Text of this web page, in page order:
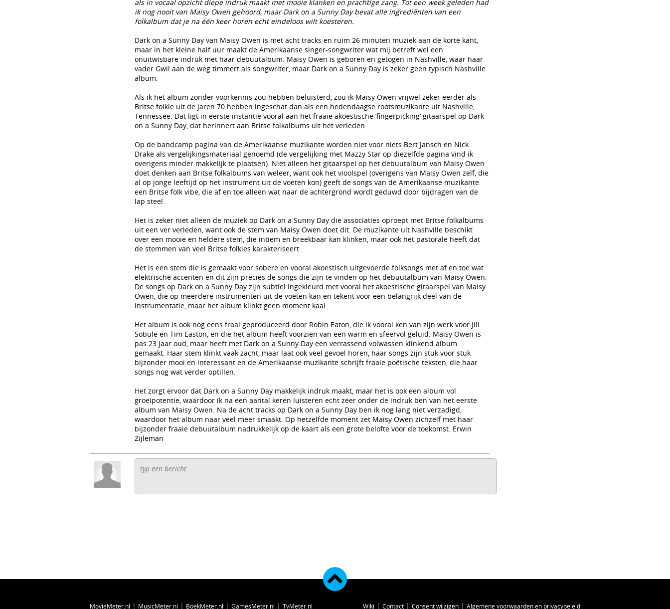
als in vocaal opzicht diepe indruk maakt met mooie klanken en prachtige zang. Tot een week geleden had
ik nog nooit van Maisy Owen gehoord, maar Dark on a Sunny Day bevat alle ingrediënten van een
folkalbum dat je na één keer horen echt eindeloos wilt koesteren.
Dark on a Sunny Day van Maisy Owen is met acht tracks en ruim 26 minuten muziek aan de korte kant,
maar in het kleine half uur maakt de Amerikaanse singer-songwriter wat mij betreft wel een
onuitwisbare indruk met haar debuutalbum. Maisy Owen is geboren en getogen in Nashville, waar haar
vader Gwil aan de weg timmert als songwriter, maar Dark on a Sunny Day is zeker geen typisch Nashville
album.
Als ik het album zonder voorkennis zou hebben beluisterd, zou ik Maisy Owen vrijwel zeker eerder als
Britse folkie uit de jaren 70 hebben ingeschat dan als een hedendaagse rootsmuzikante uit Nashville,
Tennessee. Dat ligt in eerste instantie vooral aan het fraaie akoestische ‘fingerpicking’ gitaarspel op Dark
on a Sunny Day, dat herinnert aan Britse folkalbums uit het verleden.
Op de bandcamp pagina van de Amerikaanse muzikante worden niet voor niets Bert Jansch en Nick
Drake als vergelijkingsmateriaal genoemd (de vergelijking met Mazzy Star op diezelfde pagina vind ik
overigens minder makkelijk te plaatsen). Niet alleen het gitaarspel op het debuutalbum van Maisy Owen
doet denken aan Britse folkalbums van weleer, want ook het vioolspel (overigens van Maisy Owen zelf, die
al op jonge leeftijd op het instrument uit de voeten kon) geeft de songs van de Amerikaanse muzikante
een Britse folk vibe, die af en toe alleen wat naar de achtergrond wordt geduwd door bijdragen van de
lap steel.
Het is zeker niet alleen de muziek op Dark on a Sunny Day die associaties oproept met Britse folkalbums
uit een ver verleden, want ook de stem van Maisy Owen doet dit. De muzikante uit Nashville beschikt
over een mooie en heldere stem, die intiem en breekbaar kan klinken, maar ook het pastorale heeft dat
de stemmen van veel Britse folkies karakteriseert.
Het is een stem die is gemaakt voor sobere en vooral akoestisch uitgevoerde folksongs met af en toe wat
elektrische accenten en dit zijn precies de songs die zijn te vinden op het debuutalbum van Maisy Owen.
De songs op Dark on a Sunny Day zijn subtiel ingekleurd met vooral het akoestische gitaarspel van Maisy
Owen, die op meerdere instrumenten uit de voeten kan en tekent voor een belangrijk deel van de
instrumentatie, maar het album klinkt geen moment kaal.
Het album is ook nog eens fraai geproduceerd door Robin Eaton, die ik vooral ken van zijn werk voor Jill
Sobule en Tim Easton, en die het album heeft voorzien van een warm en sfeervol geluid. Maisy Owen is
pas 23 jaar oud, maar heeft met Dark on a Sunny Day een verrassend volwassen klinkend album
gemaakt. Haar stem klinkt vaak zacht, maar laat ook veel gevoel horen, haar songs zijn stuk voor stuk
bijzonder mooi en interessant en de Amerikaanse muzikante schrijft fraaie poëtische teksten, die haar
songs nog wat verder optillen.
Het zorgt ervoor dat Dark on a Sunny Day makkelijk indruk maakt, maar het is ook een album vol
groeipotentie, waardoor ik na een aantal keren luisteren echt zeer onder de indruk ben van het eerste
album van Maisy Owen. Na de acht tracks op Dark on a Sunny Day ben ik nog lang niet verzadigd,
waardoor het album naar veel meer smaakt. Op hetzelfde moment zet Maisy Owen zichzelf met haar
bijzonder fraaie debuutalbum nadrukkelijk op de kaart als een grote belofte voor de toekomst. Erwin
Zijleman
MovieMeter.nl | MusicMeter.nl | BoekMeter.nl | GamesMeter.nl | TvMeter.nl Wiki | Contact | Consent wijzigen | Algemene voorwaarden en privacybeleid